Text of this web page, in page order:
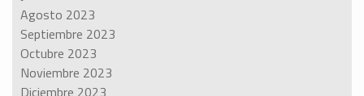
Agosto 2023
Septiembre 2023
Octubre 2023
Noviembre 2023